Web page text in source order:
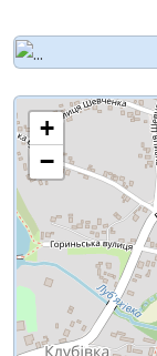
+
−